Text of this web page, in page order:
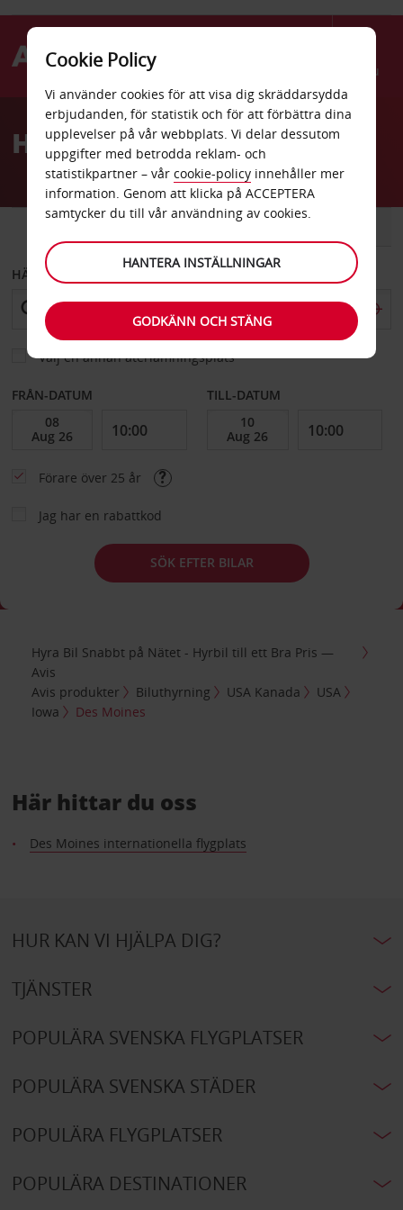
Menu
AvisHyrbil Des Moines
BIL
HÄMTA FRÅN
Välj en annan återlämningsplats
FRÅN-DATUM TILL-DATUM
Förare över 25 år
Jag har en rabattkod
SÖK EFTER BILAR
Hyra Bil Snabbt på Nätet - Hyrbil till ett Bra Pris —
Avis
Avis produkter
Biluthyrning USA Kanada
USA
Iowa
Des Moines
Här hittar du oss
Des Moines internationella flygplats
HUR KAN VI HJÄLPA DIG?
TJÄNSTER
POPULÄRA SVENSKA FLYGPLATSER
POPULÄRA SVENSKA STÄDER
POPULÄRA FLYGPLATSER
POPULÄRA DESTINATIONER
Cookie Policy
Vi använder cookies för att visa dig skräddarsydda
erbjudanden, för statistik och för att förbättra dina
upplevelser på vår webbplats. Vi delar dessutom
uppgifter med betrodda reklam- och
statistikpartner – vår cookie-policy innehåller mer
information. Genom att klicka på ACCEPTERA
samtycker du till vår användning av cookies.
HANTERA INSTÄLLNINGAR
GODKÄNN OCH STÄNG